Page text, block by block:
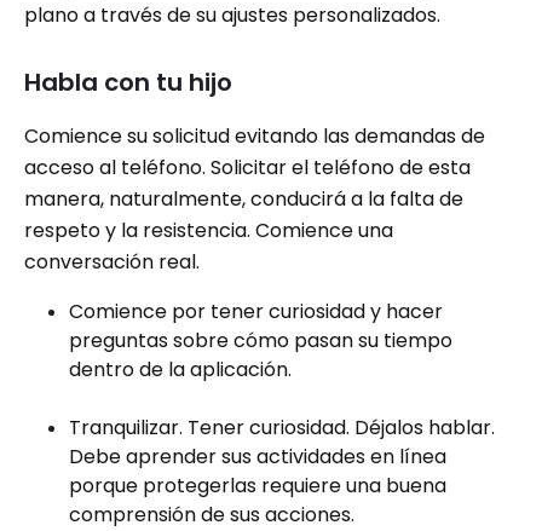
plano a través de su ajustes personalizados.
Habla con tu hijo
Comience su solicitud evitando las demandas de
acceso al teléfono. Solicitar el teléfono de esta
manera, naturalmente, conducirá a la falta de
respeto y la resistencia. Comience una
conversación real.
Comience por tener curiosidad y hacer
preguntas sobre cómo pasan su tiempo
dentro de la aplicación.
Tranquilizar. Tener curiosidad. Déjalos hablar.
Debe aprender sus actividades en línea
porque protegerlas requiere una buena
comprensión de sus acciones.